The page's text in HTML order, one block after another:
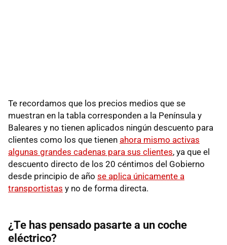
Te recordamos que los precios medios que se
muestran en la tabla corresponden a la Península y
Baleares y no tienen aplicados ningún descuento para
clientes como los que tienen ahora mismo activas
algunas grandes cadenas para sus clientes, ya que el
descuento directo de los 20 céntimos del Gobierno
desde principio de año se aplica únicamente a
transportistas y no de forma directa.
¿Te has pensado pasarte a un coche
eléctrico?